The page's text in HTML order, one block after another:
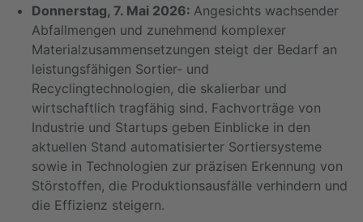
Donnerstag, 7. Mai 2026: Angesichts wachsender
Abfallmengen und zunehmend komplexer
Materialzusammensetzungen steigt der Bedarf an
leistungsfähigen Sortier- und
Recyclingtechnologien, die skalierbar und
wirtschaftlich tragfähig sind. Fachvorträge von
Industrie und Startups geben Einblicke in den
aktuellen Stand automatisierter Sortiersysteme
sowie in Technologien zur präzisen Erkennung von
Störstoffen, die Produktionsausfälle verhindern und
die Effizienz steigern.